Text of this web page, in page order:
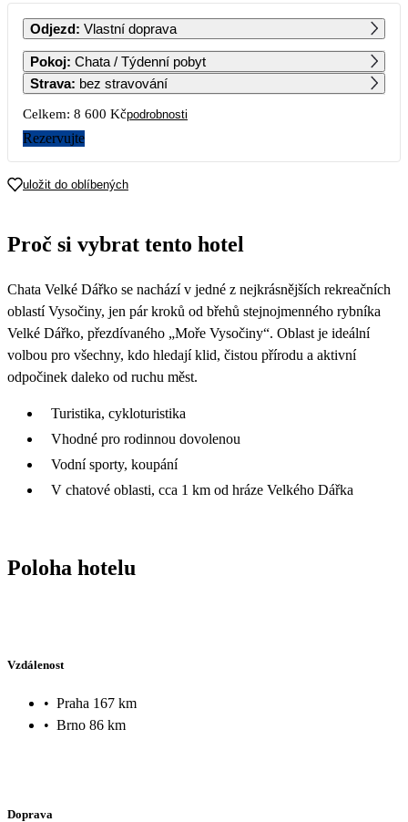
PO ÚT ST ČT PÁ SO NE
1 2
3 4 5 6 7 8 9
17
24 25 26 27
31
Odjezd: Vlastní doprava
Pokoj: Chata / Týdenní pobyt
Strava: bez stravování
Celkem: 8 600 Kčpodrobnosti
Rezervujte
uložit do oblíbených
Proč si vybrat tento hotel
Chata Velké Dářko se nachází v jedné z nejkrásnějších rekreačních
oblastí Vysočiny, jen pár kroků od břehů stejnojmenného rybníka
Velké Dářko, přezdívaného „Moře Vysočiny“. Oblast je ideální
volbou pro všechny, kdo hledají klid, čistou přírodu a aktivní
odpočinek daleko od ruchu měst.
Turistika, cykloturistika
Vhodné pro rodinnou dovolenou
Vodní sporty, koupání
V chatové oblasti, cca 1 km od hráze Velkého Dářka
Poloha hotelu
Vzdálenost
• Praha 167 km
• Brno 86 km
Doprava